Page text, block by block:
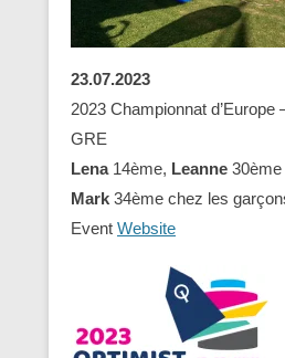
23.07.2023
2023 Championnat d’Europe
GRE
Lena14ème, Leanne
Mark 34ème chez les
Event Website